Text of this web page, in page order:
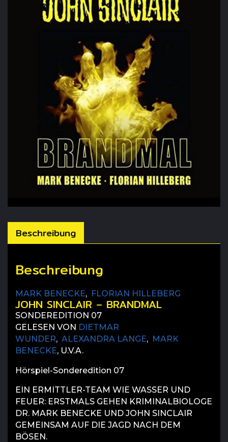
Beschreibung
Beschreibung
MARK BENECKE, FLORIAN HILLEBERG
JOHN SINCLAIR – BRANDMAL
SONDEREDITION 07
GELESEN VON DIETMAR
WUNDER, ALEXANDRA LANGE, MARK
BENECKE, U.V.A.
Hörspiel-Sonderedition 07
EIN ERMITTLER-TEAM WIE WASSER UND
FEUER: ERSTMALS GEHEN KRIMINALBIOLOGE
DR. MARK BENECKE UND JOHN SINCLAIR
GEMEINSAM AUF DIE JAGD NACH DEM
BÖSEN.